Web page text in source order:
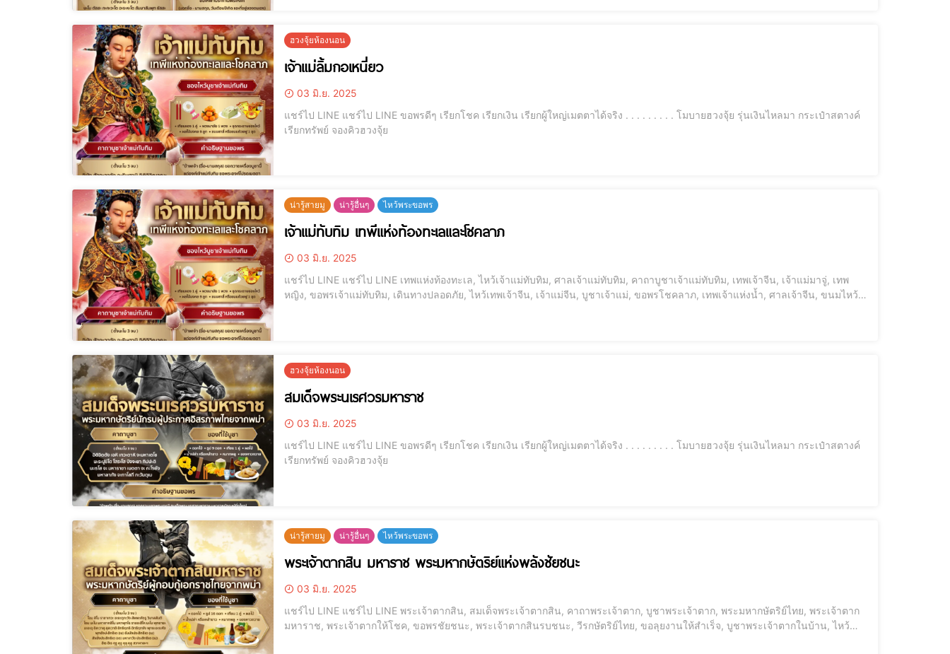
ฮวงจุ้ยห้องนอน
เจ้าแม่ลิ้มกอเหนี่ยว
03 มิ.ย. 2025
แชร์ไป LINE แชร์ไป LINE ขอพรดีๆ เรียกโชค เรียกเงิน เรียกผู้ใหญ่เมตตาได้จริง . . . . . . . . . โมบายฮวงจุ้ย รุ่นเงินไหลมา กระเป๋าสตางค์
เรียกทรัพย์ จองคิวฮวงจุ้ย
น่ารู้สายมู น่ารู้อื่นๆ ไหว้พระขอพร
เจ้าแม่ทับทิม เทพีแห่งท้องทะเลและโชคลาภ
03 มิ.ย. 2025
แชร์ไป LINE แชร์ไป LINE เทพแห่งท้องทะเล, ไหว้เจ้าแม่ทับทิม, ศาลเจ้าแม่ทับทิม, คาถาบูชาเจ้าแม่ทับทิม, เทพเจ้าจีน, เจ้าแม่มาจู่, เทพ
หญิง, ขอพรเจ้าแม่ทับทิม, เดินทางปลอดภัย, ไหว้เทพเจ้าจีน, เจ้าแม่จีน, บูชาเจ้าแม่, ขอพรโชคลาภ, เทพเจ้าแห่งน้ำ, ศาลเจ้าจีน, ขนมไหว้
ฮวงจุ้ยห้องนอน
สมเด็จพระนเรศวรมหาราช
03 มิ.ย. 2025
แชร์ไป LINE แชร์ไป LINE ขอพรดีๆ เรียกโชค เรียกเงิน เรียกผู้ใหญ่เมตตาได้จริง . . . . . . . . . โมบายฮวงจุ้ย รุ่นเงินไหลมา กระเป๋าสตางค์
เรียกทรัพย์ จองคิวฮวงจุ้ย
น่ารู้สายมู น่ารู้อื่นๆ ไหว้พระขอพร
พระเจ้าตากสิน มหาราช พระมหากษัตริย์แห่งพลังชัยชนะ
03 มิ.ย. 2025
แชร์ไป LINE แชร์ไป LINE พระเจ้าตากสิน, สมเด็จพระเจ้าตากสิน, คาถาพระเจ้าตาก, บูชาพระเจ้าตาก, พระมหากษัตริย์ไทย, พระเจ้าตาก
มหาราช, พระเจ้าตากให้โชค, ขอพรชัยชนะ, พระเจ้าตากสินรบชนะ, วีรกษัตริย์ไทย, ขอลุยงานให้สำเร็จ, บูชาพระเจ้าตากในบ้าน, ไหว้